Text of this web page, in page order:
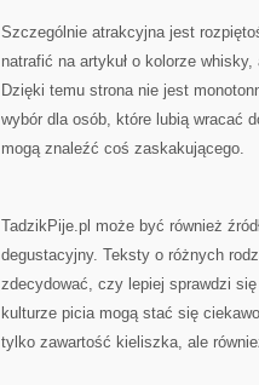
Szczególnie atrakcyjna jest
natrafić na artykuł o kolorze
Dzięki temu strona nie jest
wybór dla osób, które lubią wracać
mogą znaleźć coś zaskakującego.
TadzikPije.pl może być również
degustacyjny. Teksty o różnych
zdecydować, czy lepiej sprawdzi
kulturze picia mogą stać się
tylko zawartość kieliszka, ale